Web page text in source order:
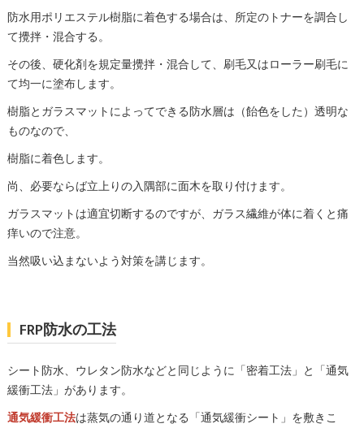
防水用ポリエステル樹脂に着色する場合は、所定のトナーを調合し
て攪拌・混合する。
その後、硬化剤を規定量攪拌・混合して、刷毛又はローラー刷毛に
て均一に塗布します。
樹脂とガラスマットによってできる防水層は（飴色をした）透明な
ものなので、
樹脂に着色します。
尚、必要ならば立上りの入隅部に面木を取り付けます。
ガラスマットは適宜切断するのですが、ガラス繊維が体に着くと痛
痒いので注意。
当然吸い込まないよう対策を講じます。
FRP防水の工法
シート防水、ウレタン防水などと同じように「密着工法」と「通気
緩衝工法」があります。
通気緩衝工法は蒸気の通り道となる「通気緩衝シート」を敷きこ